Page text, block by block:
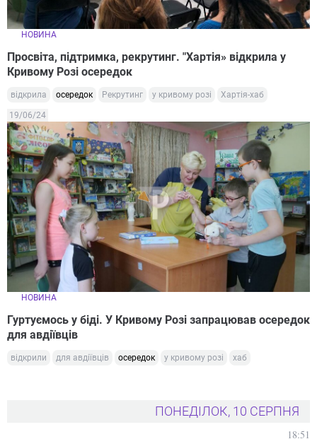
НОВИНА
Просвіта, підтримка, рекрутинг. "Хартія» відкрила у
Кривому Розі осередок
відкрила осередок Рекрутинг у кривому розі Хартія-хаб
19/06/24
НОВИНА
Гуртуємось у біді. У Кривому Розі запрацював осередок
для авдіївців
відкрили для авдіївців осередок у кривому розі хаб
ПОНЕДІЛОК, 10 СЕРПНЯ
18:51